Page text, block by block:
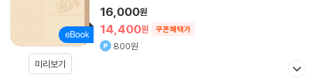
미리보기
14,400원 쿠폰혜택가
16,000원
800원